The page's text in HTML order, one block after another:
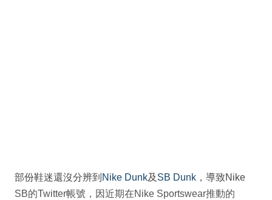
部份鞋迷還沒分辨到 Nike Dunk及 SB Dunk ，導致Nike
SB的Twitter帳號，因近期在Nike Sportswear推動的